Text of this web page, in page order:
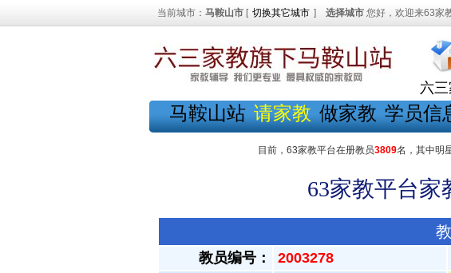
当前城市： 马鞍山市 [ 切换其它城市 ] 选择城市 您好，欢迎来63家
六
马鞍山站 请家教 做家教 学员信
目前，63家教平台在册教员3809名，其中明
63家教平台家
教员编号： 2003278